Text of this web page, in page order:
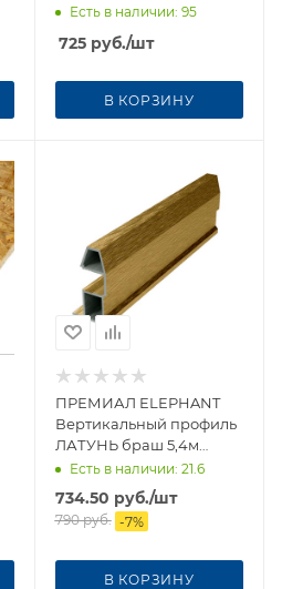
Есть в наличии: 95
725руб./шт
В КОРЗИНУ
ПРЕМИАЛ ELEPHANT
Вертикальный профиль
ЛАТУНЬ браш 5,4м
ТРАПЕЦИЯ
Есть в наличии: 21.6
734.50 руб./шт
790руб. -7%
В КОРЗИНУ